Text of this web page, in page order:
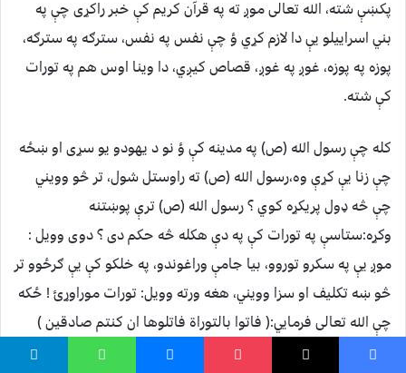
پکښې شته، الله تعالی موږ ته په قرآن کریم کې خبر راکړی چې په
بني اسراییلو یې دا لازم کړي ؤ چې نفس په نفس، سترګه په سترګه،
پوزه په پوزه، غوږ په غوږ، قصاص کیږي، دا وینا اوس هم په تورات
کې شته.
کله چې رسول الله (ص) په مدینه کې ؤ نو د یهودو یو سړی او ښځه
چې زنا یې کړې وه،رسول الله (ص) ته راوستل شول، تر څو وویني
چې څه ډول پریکړه کوي ؟ رسول الله (ص) ترې پوښتنه
وکړه:ستاسې په تورات کې په دې هکله څه حکم دی ؟ دوی وویل :
موږ یې په سکرو توروو، بیا جامې وراغوندو، په خلکو کې یې ګرځوو تر
څو ښه تکلیف او سزا وویني، هغه ورته وویل: تورات موراوړئ ! ځکه
چې الله تعالی فرمایي:( فاتوا بالتوراة فاتلوها ان کنتم صادقین )
دوی تورات راوړ، نو ابن صوریا (چې یهودي ؤ ) ددې موضوع په آیت